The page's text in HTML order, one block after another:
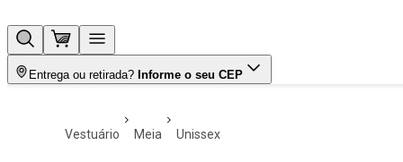
Entrega ou retirada? Informe o seu CEP
vestuário meia unissex